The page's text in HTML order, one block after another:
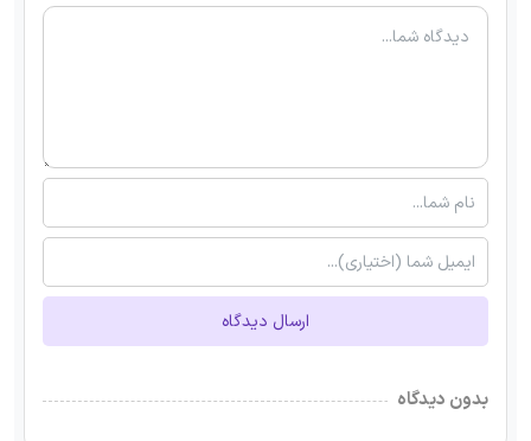
ارسال دیدگاه
بدون دیدگاه